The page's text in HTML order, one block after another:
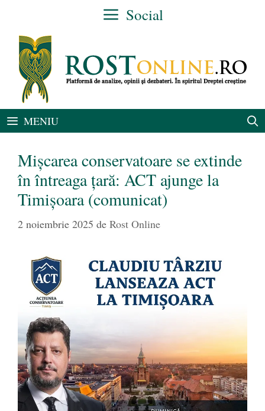
conținut
Social
MENIU
Mișcarea conservatoare se extinde
în întreaga țară: ACT ajunge la
Timișoara (comunicat)
2 noiembrie 2025 de Rost Online